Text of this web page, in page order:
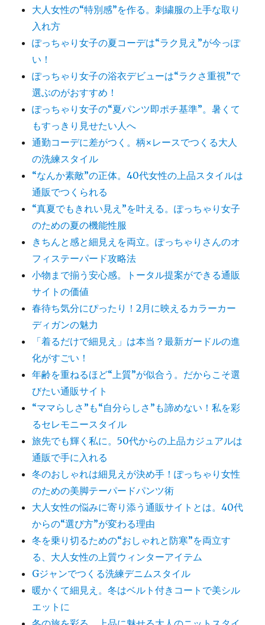
大人女性の“特別感”を作る。刺繍服の上手な取り
入れ方
ぽっちゃり女子の夏コーデは“ラク見え”が今っぽ
い！
ぽっちゃり女子の浴衣デビューは“ラクさ重視”で
選ぶのがおすすめ！
ぽっちゃり女子の“夏パンツ即ポチ基準”。暑くて
もすっきり見せたい人へ
通勤コーデに差がつく。柄×レースでつくる大人
の洗練スタイル
“なんか素敵”の正体。40代女性の上品スタイルは
通販でつくられる
“真夏でもきれい見え”を叶える。ぽっちゃり女子
のための夏の機能性服
きちんと感と細見えを両立。ぽっちゃりさんのオ
フィステーパード攻略法
小物まで揃う安心感。トータル提案ができる通販
サイトの価値
春待ち気分にぴったり！2月に映えるカラーカー
ディガンの魅力
「着るだけで細見え」は本当？最新ガードルの進
化がすごい！
年齢を重ねるほど“上質”が似合う。だからこそ選
びたい通販サイト
“ママらしさ”も“自分らしさ”も諦めない！私を彩
るセレモニースタイル
旅先でも輝く私に。50代からの上品カジュアルは
通販で手に入れる
冬のおしゃれは細見えが決め手！ぽっちゃり女性
のための美脚テーパードパンツ術
大人女性の悩みに寄り添う通販サイトとは。40代
からの“選び方”が変わる理由
冬を乗り切るための“おしゃれと防寒”を両立す
る、大人女性の上質ウィンターアイテム
Gジャンでつくる洗練デニムスタイル
暖かくて細見え。冬はベルト付きコートで美シル
エットに